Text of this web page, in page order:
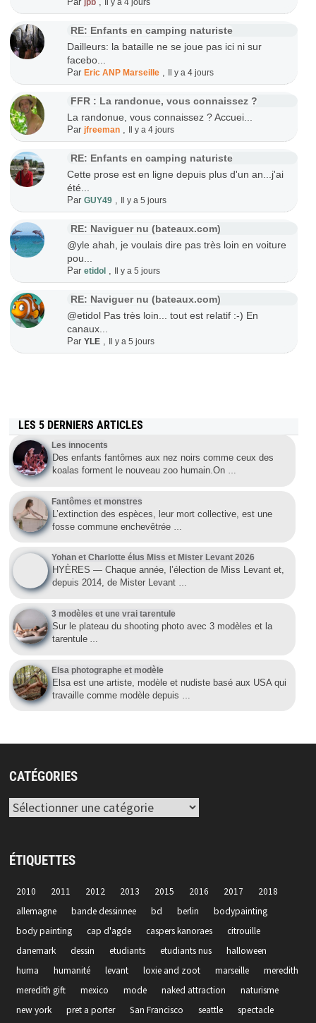
jpb Il y a 4 jours
RE: Enfants en camping naturiste
Dailleurs: la bataille ne se joue pas ici ni sur
facebo...
ParEric ANP Marseille , Il y a 4 jours
FFR : La randonue, vous connaissez ?
La randonue, vous connaissez ? Accuei...
Parjfreeman , Il y a 4 jours
RE: Enfants en camping naturiste
Cette prose est en ligne depuis plus d'un an...j'ai
été...
ParGUY49 , Il y a 5 jours
RE: Naviguer nu (bateaux.com)
@yle ahah, je voulais dire pas très loin en voiture
pou...
Paretidol , Il y a 5 jours
RE: Naviguer nu (bateaux.com)
@etidol Pas très loin... tout est relatif :-) En
canaux...
ParYLE , Il y a 5 jours
LES 5 DERNIERS ARTICLES
Les innocents
Des enfants fantômes aux nez noirs comme ceux des
koalas forment le nouveau zoo humain.On …
Fantômes et monstres
L’extinction des espèces, leur mort collective, est une
fosse commune enchevêtrée
Yohan et Charlotte élus Miss et Mister Levant 2026
HYÈRES — Chaque année, l’élection de Miss Levant et,
depuis 2014, de Mister Levant …
3 modèles et une vrai tarentule
Sur le plateau du shooting photo avec 3 modèles et la
tarentule…
Elsa photographe et modèle
Elsa est une artiste, modèle et nudiste basé aux USA qui
travaille comme modèle depuis
CATÉGORIES
Catégories
ÉTIQUETTES
2010 2011 2012 2013 2015 2016 2017
2018
allemagne
bande dessinnee bd berlin
bodypainting
body painting
cap d'agde caspers kanoraes
citrouille
danemark
dessin etudiants etudiants nus
halloween
huma
humanité levant loxie and zoot marseille
meredith
meredith gift
mexico mode naked attraction
naturisme
new york
pret a porter San Francisco seattle
spectacle